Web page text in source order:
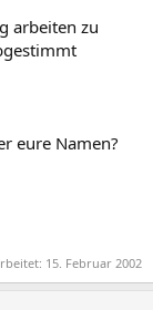
arbeiten zu
eure Namen?
15. Februar 2002